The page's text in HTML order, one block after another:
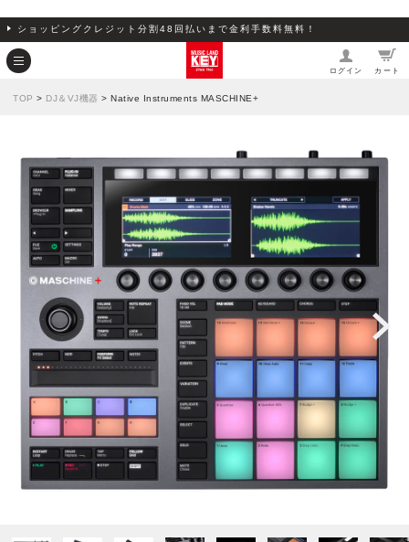
ショッピングクレジット分割48回払いまで金利手数料無料！
ログイン カート
TOP > DJ＆VJ機器 > Native Instruments MASCHINE+